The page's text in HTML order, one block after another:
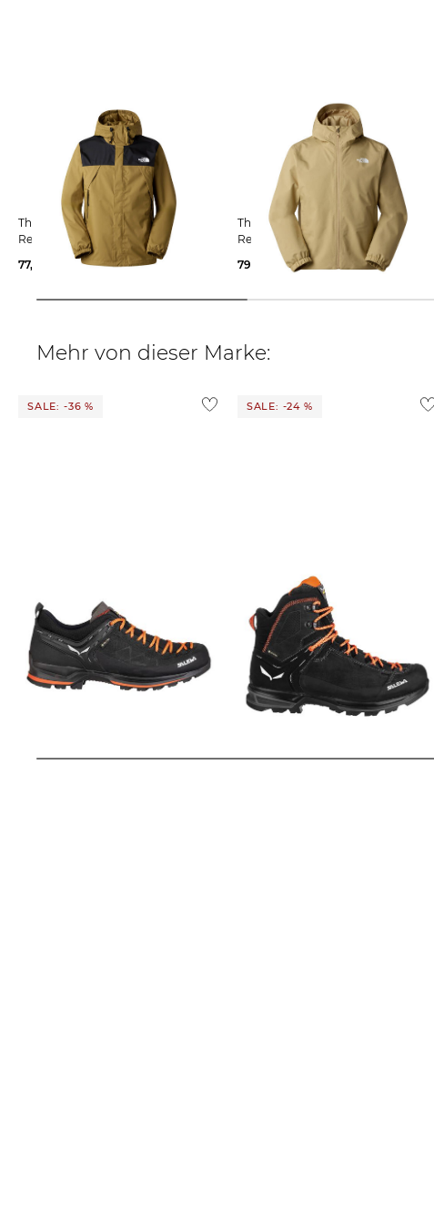
The North Face | Herren
Regenjacke ANTORA JACKET M
77,35 €
130,00 €
The North Face | Herren
Regenjacke QUEST DRYVENT
79,95 €
130,00 €
Mehr von dieser Marke:
SALE: -36 %
Salewa | Herren
SALE: -24 %
Salewa | Herren Wanderschuhe
MTN TRAINER 2 MID GTX